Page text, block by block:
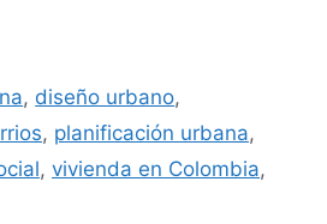
, diseño urbano,
, planificación urbana,
, vivienda en Colombia,